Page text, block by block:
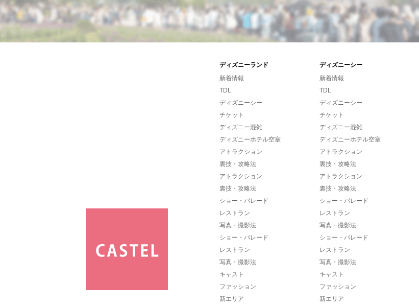
ディズニーランド ディズニーシー
新着情報
TDL
ディズニーシー
チケット
ディズニー混雑
ディズニーホテル空室
アトラクション
裏技・攻略法
アトラクション
裏技・攻略法
ショー・パレード
レストラン
写真・撮影法
ショー・パレード
レストラン
写真・撮影法
キャスト
ファッション
新エリア
新着情報
TDL
ディズニーシー
チケット
ディズニー混雑
ディズニーホテル空室
アトラクション
裏技・攻略法
アトラクション
裏技・攻略法
ショー・パレード
レストラン
写真・撮影法
ショー・パレード
レストラン
写真・撮影法
キャスト
ファッション
新エリア